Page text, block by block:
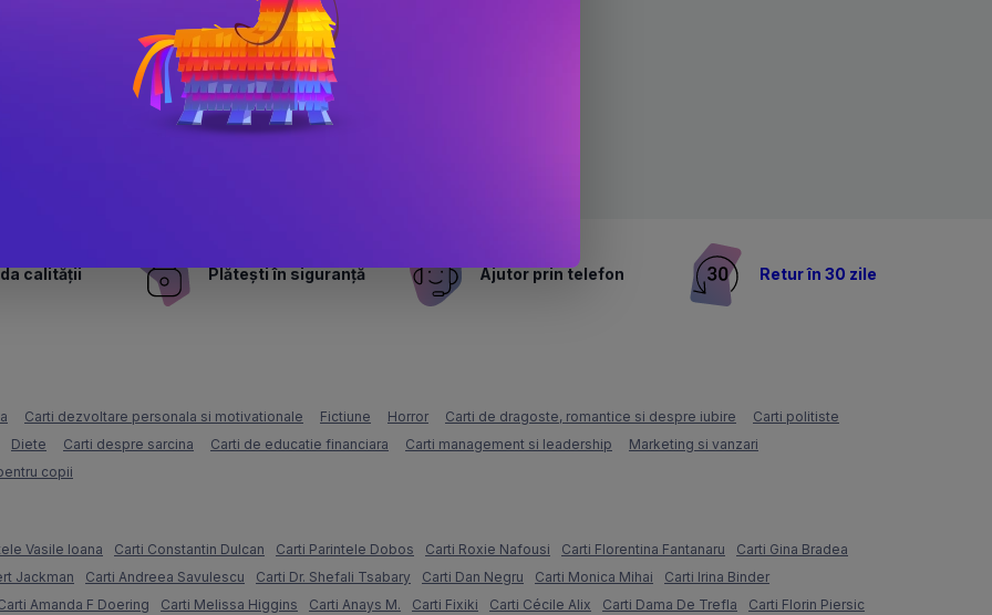
Adancuri salbatice
PRP: 37 Lei
31.5 Lei
calității Plătești în siguranță Ajutor prin telefon Retur în 30 zile
Carti dezvoltare personala si motivationale Fictiune Horror Carti de dragoste, romantice si despre iubire
Carti politiste
Diete
Carti despre sarcina Carti de educatie financiara Carti management si leadership
Marketing si vanzari
copii
Vasile Ioana Carti Constantin Dulcan Carti Parintele Dobos Carti Roxie Nafousi Carti Florentina Fantanaru
Carti Gina Bradea
Jackman
Carti Andreea Savulescu Carti Dr. Shefali Tsabary Carti Dan Negru Carti Monica Mihai
Carti Irina Binder
Amanda F Doering
Carti Melissa Higgins Carti Anays M. Carti Fixiki Carti Cécile Alix Carti Dama De Trefla
Carti Florin Piersic